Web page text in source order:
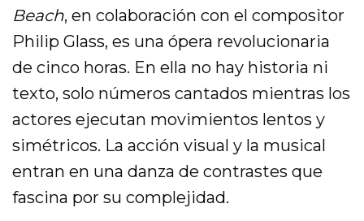
Beach, en colaboración con el compositor
Philip Glass, es una ópera revolucionaria
de cinco horas. En ella no hay historia ni
texto, solo números cantados mientras los
actores ejecutan movimientos lentos y
simétricos. La acción visual y la musical
entran en una danza de contrastes que
fascina por su complejidad.